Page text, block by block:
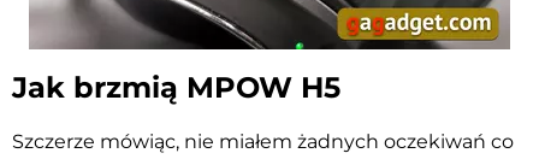
Jak brzmią MPOW H5
Szczerze mówiąc, nie miałem żadnych oczekiwań co